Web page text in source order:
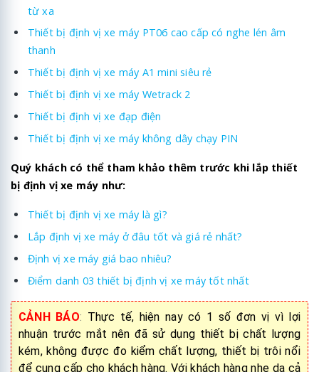
từ xa
Thiết bị định vị xe máy PT06 cao cấp có nghe lén âm
thanh
Thiết bị định vị xe máy A1 mini siêu rẻ
Thiết bị định vị xe máy Wetrack 2
Thiết bị định vị xe đạp điện
Thiết bị định vị xe máy không dây chạy PIN
Quý khách có thể tham khảo thêm trước khi lắp thiết
bị định vị xe máy như:
Thiết bị định vị xe máy là gì?
Lắp định vị xe máy ở đâu tốt và giá rẻ nhất?
Định vị xe máy giá bao nhiêu?
Điểm danh 03 thiết bị định vị xe máy tốt nhất
CẢNH BÁO: Thực tế, hiện nay có 1 số đơn vị vì lợi
nhuận trước mắt nên đã sử dụng thiết bị chất lượng
kém, không được đo kiểm chất lượng, thiết bị trôi nổi
để cung cấp cho khách hàng. Với khách hàng nhẹ dạ cả